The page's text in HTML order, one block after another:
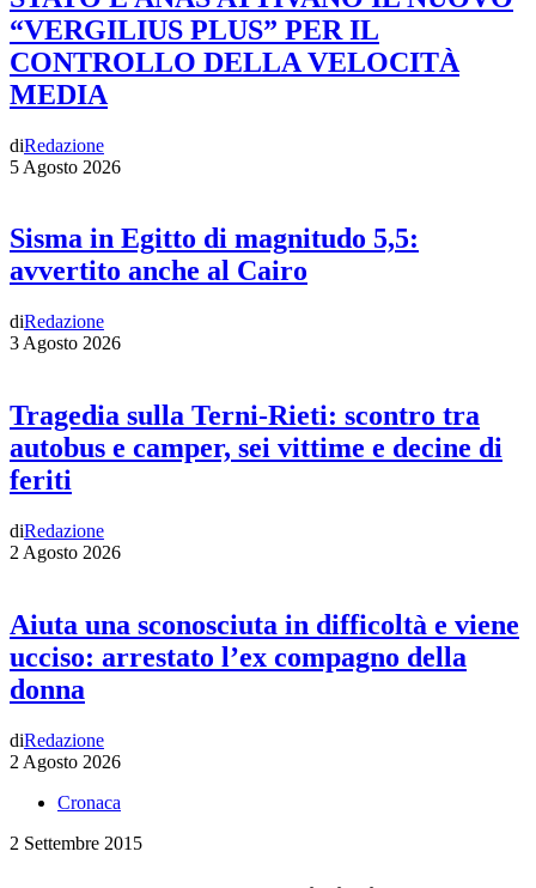
“VERGILIUS PLUS” PER IL
CONTROLLO DELLA VELOCITÀ
MEDIA
diRedazione
5 Agosto 2026
Sisma in Egitto di magnitudo 5,5:
avvertito anche al Cairo
diRedazione
3 Agosto 2026
Tragedia sulla Terni-Rieti: scontro tra
autobus e camper, sei vittime e decine di
feriti
diRedazione
2 Agosto 2026
Aiuta una sconosciuta in difficoltà e viene
ucciso: arrestato l’ex compagno della
donna
diRedazione
2 Agosto 2026
Cronaca
2 Settembre 2015